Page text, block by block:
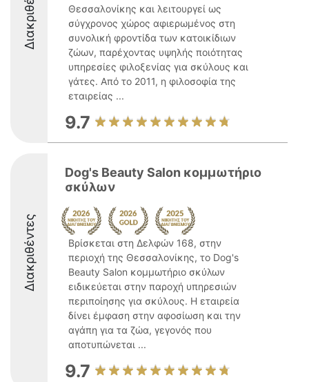
Θεσσαλονίκης και λειτουργεί ως
σύγχρονος χώρος αφιερωμένος στη
συνολική φροντίδα των κατοικίδιων
ζώων, παρέχοντας υψηλής ποιότητας
υπηρεσίες φιλοξενίας για σκύλους και
γάτες. Από το 2011, η φιλοσοφία της
εταιρείας ...
9.7
Διακριθέντες
Dog's Beauty Salon κομμωτήριο
σκύλων
Βρίσκεται στη Δελφών 168, στην
περιοχή της Θεσσαλονίκης, το Dog's
Beauty Salon κομμωτήριο σκύλων
ειδικεύεται στην παροχή υπηρεσιών
περιποίησης για σκύλους. Η εταιρεία
δίνει έμφαση στην αφοσίωση και την
αγάπη για τα ζώα, γεγονός που
αποτυπώνεται ...
9.7